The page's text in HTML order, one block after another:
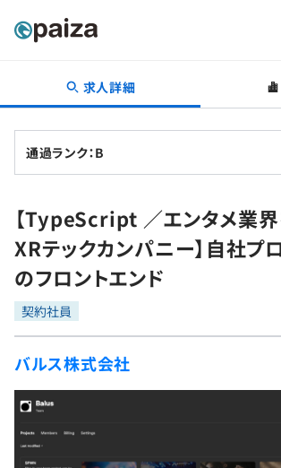
転職・キャリア
転職成功ガイド
転職エージェント
インタビュー
転職成功ガイド
新卒就活
求人検索
本選考
インターン
新卒エージェント
イベント・セミナー
インタビュー
学習
問題集
4択課題
ナレッジ
リファレンス
プログラミング言語
評価結果一覧
再チャレンジ結果一覧
ゲーム・マンガ
Tech Team Journal
paiza times
paizaとは？
求人詳細
通過ランク：B
【TypeScript ／エンタメ業
XRテックカンパニー】自社プ
のフロントエンド
契約社員
バルス株式会社